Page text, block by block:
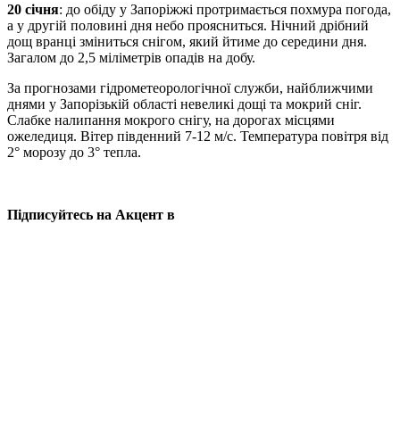
20 січня: до обіду у Запоріжжі протримається похмура погода,
а у другій половині дня небо проясниться. Нічний дрібний
дощ вранці зміниться снігом, який йтиме до середини дня.
Загалом до 2,5 міліметрів опадів на добу.
За прогнозами гідрометеорологічної служби, найближчими
днями у Запорізькій області невеликі дощі та мокрий сніг.
Слабке налипання мокрого снігу, на дорогах місцями
ожеледиця. Вітер південний 7-12 м/с. Температура повітря від
2° морозу до 3° тепла.
Підписуйтесь на Акцент в